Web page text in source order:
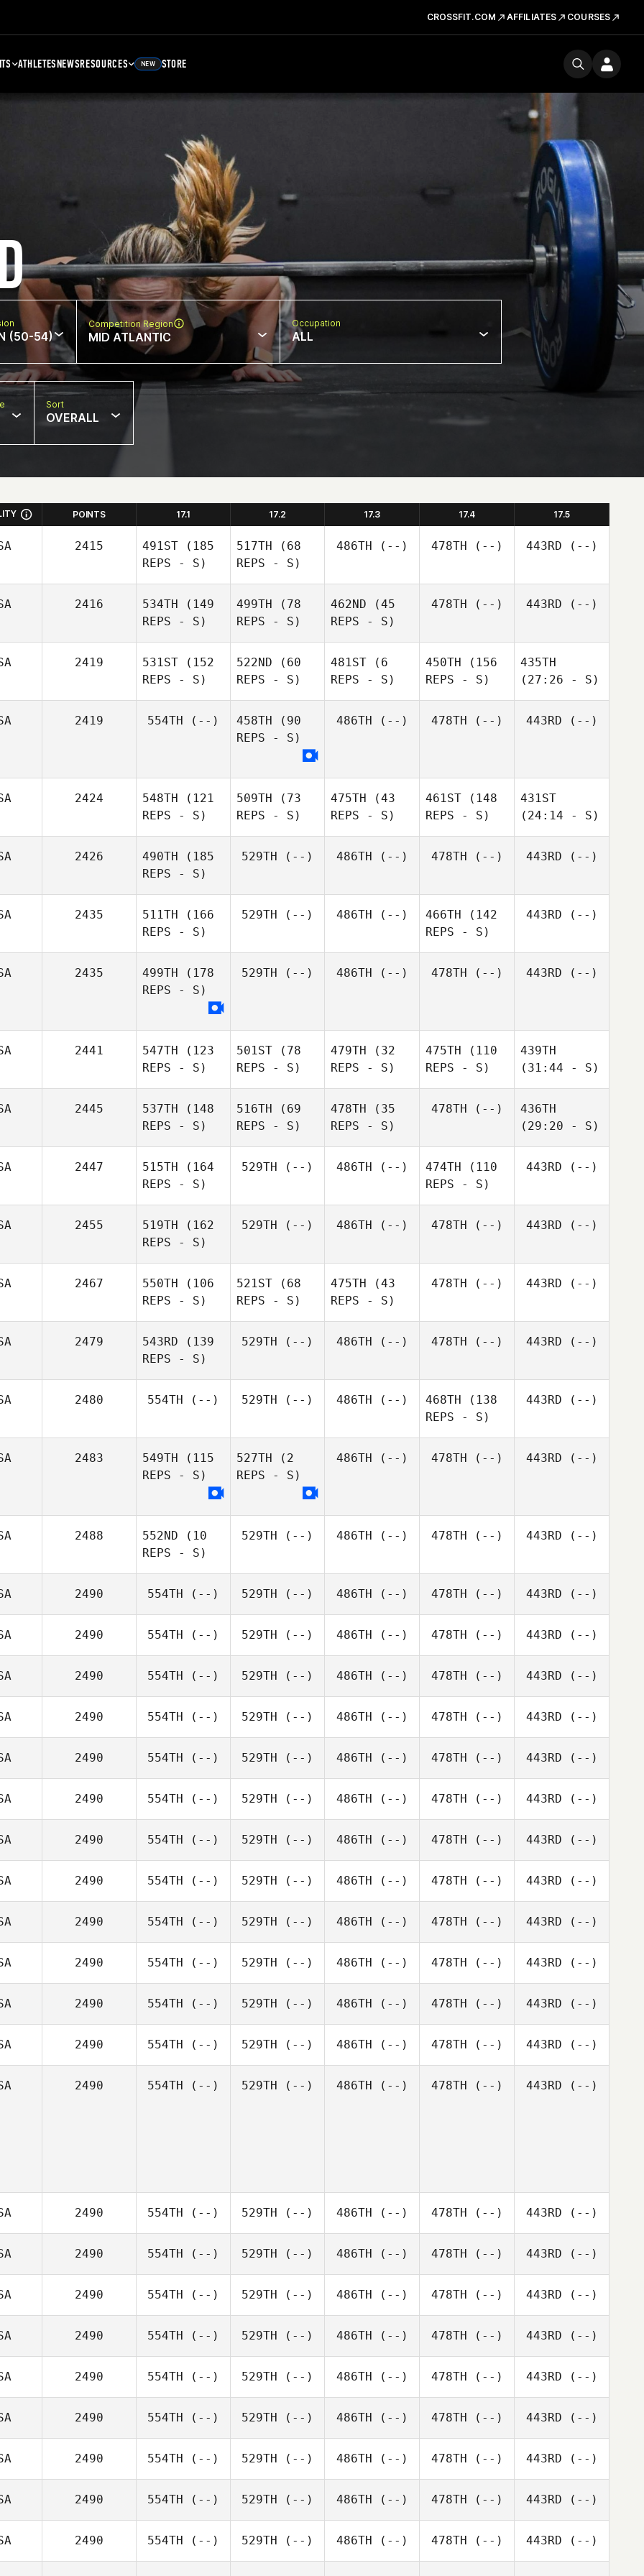
CROSSFIT.COM AFFILIATES COURSES
ATHLETESNEWSRESOURCES NEW STORE
(50-54)
Competition Region
MID ATLANTIC
Occupation
ALL
Sort
OVERALL
POINTS 17.1 17.2 17.3 17.4 17.5
2415 491ST (185
REPS - S)
517TH (68
REPS - S)
486TH (--) 478TH (--) 443RD (--)
2416 534TH (149
REPS - S)
499TH (78
REPS - S)
462ND (45
REPS - S)
478TH (--) 443RD (--)
2419 531ST (152
REPS - S)
522ND (60
REPS - S)
481ST (6
REPS - S)
450TH (156
REPS - S)
435TH
(27:26 - S)
2419 554TH (--) 458TH (90
REPS - S)
486TH (--) 478TH (--) 443RD (--)
2424 548TH (121
REPS - S)
509TH (73
REPS - S)
475TH (43
REPS - S)
461ST (148
REPS - S)
431ST
(24:14 - S)
2426 490TH (185
REPS - S)
529TH (--) 486TH (--) 478TH (--) 443RD (--)
2435 511TH (166
REPS - S)
529TH (--) 486TH (--) 466TH (142
REPS - S)
443RD (--)
2435 499TH (178
REPS - S)
529TH (--) 486TH (--) 478TH (--) 443RD (--)
2441 547TH (123
REPS - S)
501ST (78
REPS - S)
479TH (32
REPS - S)
475TH (110
REPS - S)
439TH
(31:44 - S)
2445 537TH (148
REPS - S)
516TH (69
REPS - S)
478TH (35
REPS - S)
478TH (--)
436TH
(29:20 - S)
2447 515TH (164
REPS - S)
529TH (--) 486TH (--) 474TH (110
REPS - S)
443RD (--)
2455 519TH (162
REPS - S)
529TH (--) 486TH (--) 478TH (--) 443RD (--)
2467 550TH (106
REPS - S)
521ST (68
REPS - S)
475TH (43
REPS - S)
478TH (--) 443RD (--)
2479 543RD (139
REPS - S)
529TH (--) 486TH (--) 478TH (--) 443RD (--)
2480 554TH (--) 529TH (--) 486TH (--) 468TH (138
REPS - S)
443RD (--)
2483 549TH (115
REPS - S)
527TH (2
REPS - S)
486TH (--) 478TH (--) 443RD (--)
2488 552ND (10
REPS - S)
529TH (--) 486TH (--) 478TH (--) 443RD (--)
2490 554TH (--) 529TH (--) 486TH (--) 478TH (--) 443RD (--)
2490 554TH (--) 529TH (--) 486TH (--) 478TH (--) 443RD (--)
2490 554TH (--) 529TH (--) 486TH (--) 478TH (--) 443RD (--)
2490 554TH (--) 529TH (--) 486TH (--) 478TH (--) 443RD (--)
2490 554TH (--) 529TH (--) 486TH (--) 478TH (--) 443RD (--)
2490 554TH (--) 529TH (--) 486TH (--) 478TH (--) 443RD (--)
2490 554TH (--) 529TH (--) 486TH (--) 478TH (--) 443RD (--)
2490 554TH (--) 529TH (--) 486TH (--) 478TH (--) 443RD (--)
2490 554TH (--) 529TH (--) 486TH (--) 478TH (--) 443RD (--)
2490 554TH (--) 529TH (--) 486TH (--) 478TH (--) 443RD (--)
2490 554TH (--) 529TH (--) 486TH (--) 478TH (--) 443RD (--)
2490 554TH (--) 529TH (--) 486TH (--) 478TH (--) 443RD (--)
2490 554TH (--) 529TH (--) 486TH (--) 478TH (--) 443RD (--)
2490 554TH (--) 529TH (--) 486TH (--) 478TH (--) 443RD (--)
2490 554TH (--) 529TH (--) 486TH (--) 478TH (--) 443RD (--)
2490 554TH (--) 529TH (--) 486TH (--) 478TH (--) 443RD (--)
2490 554TH (--) 529TH (--) 486TH (--) 478TH (--) 443RD (--)
2490 554TH (--) 529TH (--) 486TH (--) 478TH (--) 443RD (--)
2490 554TH (--) 529TH (--) 486TH (--) 478TH (--) 443RD (--)
2490 554TH (--) 529TH (--) 486TH (--) 478TH (--) 443RD (--)
2490 554TH (--) 529TH (--) 486TH (--) 478TH (--) 443RD (--)
2490 554TH (--) 529TH (--) 486TH (--) 478TH (--) 443RD (--)